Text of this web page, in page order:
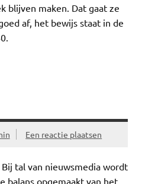
blijven maken. Dat gaat ze
af, het bewijs staat in de
Een reactie plaatsen
tal van nieuwsmedia wordt
balans opgemaakt van het